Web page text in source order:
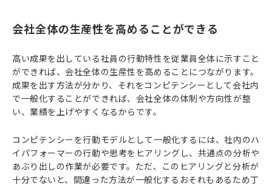
会社全体の生産性を高めることができる
高い成果を出している社員の行動特性を従業員全体に示すこと
ができれば、会社全体の生産性を高めることにつながります。
成果を出す方法が分かり、それをコンピテンシーとして会社内
で一般化することができれば、会社全体の体制や方向性が整
い、業績を上げやすくなるからです。
コンピテンシーを行動モデルとして一般化するには、社内のハ
イパフォーマーの行動や思考をヒアリングし、共通点の分析や
あぶり出しの作業が必要です。ただ、このヒアリングと分析が
十分でないと、間違った方法が一般化するおそれもあるため丁